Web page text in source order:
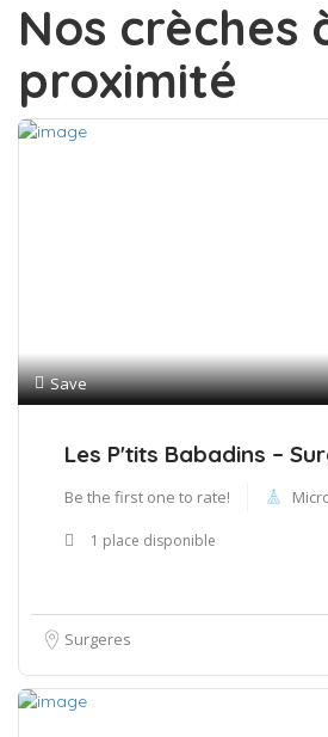
Nos crèches
proximité
Save
Les P'tits Babadins –
Be the first one to rate!
1 place disponible
Surgeres